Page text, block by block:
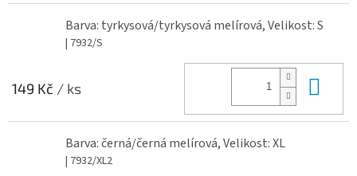
Barva: tyrkysová/tyrkysová melírová, Velikost: S
| 7932/S
149 Kč / ks
Barva: černá/černá melírová, Velikost: XL
| 7932/XL2